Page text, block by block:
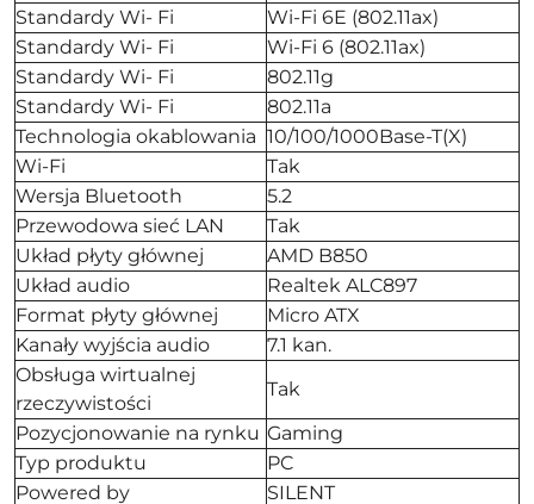
Standardy Wi- Fi
Wi-Fi 6E (802.11ax)
Standardy Wi- Fi
Wi-Fi 6 (802.11ax)
Standardy Wi- Fi
802.11g
Standardy Wi- Fi
802.11a
Technologia okablowania 10/100/1000Base-T(X)
Wi-Fi
Tak
Wersja Bluetooth
5.2
Przewodowa sieć LAN
Tak
Układ płyty głównej
AMD B850
Układ audio
Realtek ALC897
Format płyty głównej
Micro ATX
Kanały wyjścia audio
7.1 kan.
Obsługa wirtualnej
rzeczywistości
Tak
Pozycjonowanie na rynku Gaming
Typ produktu
PC
Powered by
SILENT